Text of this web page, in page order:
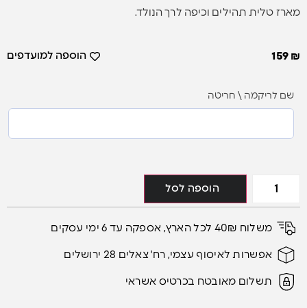
מארז טלית תהילים וכיפה לרך הנולד.
159 ₪ הוספה למועדפים
שם לריקמה \ חריטה
הוספה לסל
משלוח 40₪ לכל הארץ, אספקה עד 6 ימי עסקים
אפשרות לאיסוף עצמי, רח' צאלים 28 ירושלים
תשלום מאובטח בכרטיס אשראי